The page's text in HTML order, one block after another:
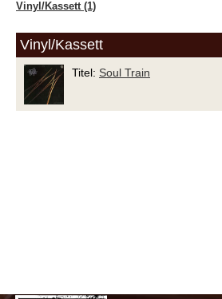
Vinyl/Kassett (1)
Vinyl/Kassett
Titel: Soul Train